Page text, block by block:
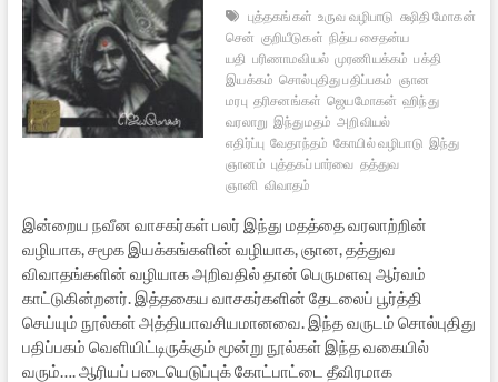
புத்தகங்கள் உருவ வழிபாடு க்ஷிதி மோகன்
சென் குறியீடுகள் நித்ய சைதன்ய
யதி பரிணாமவியல் முரணியக்கம் பக்தி
இயக்கம் சொல்புதிது பதிப்பகம் ஞான
மரபு தரிசனங்கள் ஜெயமோகன் ஹிந்து
வரலாறு இந்துமதம் அறிவியல்
எதிர்ப்பு வேதாந்தம் கோயில் வழிபாடு இந்து
ஞானம் புத்தகப் பார்வை தத்துவ
ஞானி விவாதம்
இன்றைய நவீன வாசகர்கள் பலர் இந்து மதத்தை வரலாற்றின்
வழியாக, சமூக இயக்கங்களின் வழியாக, ஞான, தத்துவ
விவாதங்களின் வழியாக அறிவதில் தான் பெருமளவு ஆர்வம்
காட்டுகின்றனர். இத்தகைய வாசகர்களின் தேடலைப் பூர்த்தி
செய்யும் நூல்கள் அத்தியாவசியமானவை. இந்த வருடம் சொல்புதிது
பதிப்பகம் வெளியிட்டிருக்கும் மூன்று நூல்கள் இந்த வகையில்
வரும்…. ஆரியப் படையெடுப்புக் கோட்பாட்டை தீவிரமாக